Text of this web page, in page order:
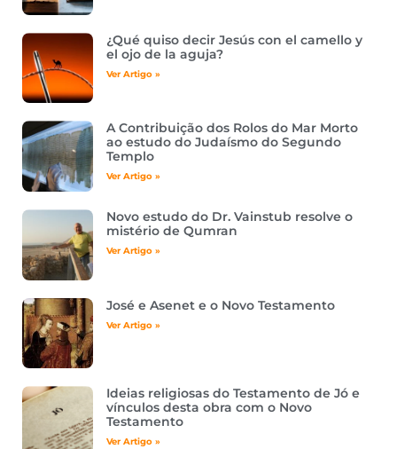
¿Qué quiso decir Jesús con el camello y
el ojo de la aguja?
Ver Artigo »
A Contribuição dos Rolos do Mar Morto
ao estudo do Judaísmo do Segundo
Templo
Ver Artigo »
Novo estudo do Dr. Vainstub resolve o
mistério de Qumran
Ver Artigo »
José e Asenet e o Novo Testamento
Ver Artigo »
Ideias religiosas do Testamento de Jó e
vínculos desta obra com o Novo
Testamento
Ver Artigo »